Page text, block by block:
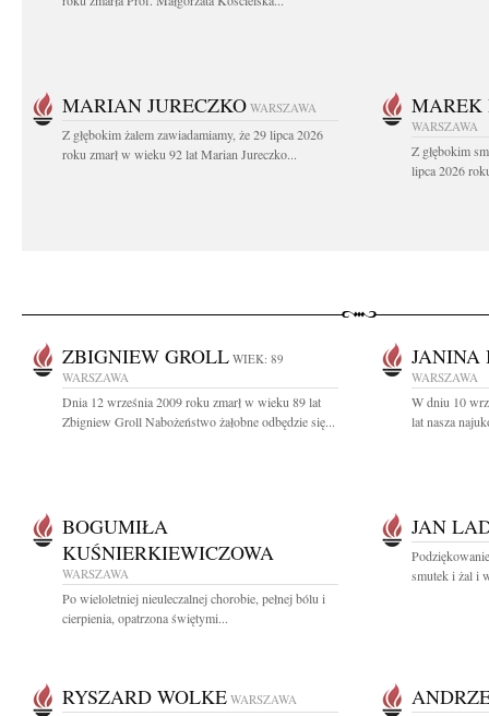
MARIAN JURECZKO WARSZAWA
Z głębokim żalem zawiadamiamy, że 29 lipca 2026
roku zmarł w wieku 92 lat Marian Jureczko...
MAREK
WARSZAWA
Z głębokim
lipca 2026
ZBIGNIEW GROLL WIEK: 89
WARSZAWA
Dnia 12 września 2009 roku zmarł w wieku 89 lat
Zbigniew Groll Nabożeństwo żałobne odbędzie się...
JANINA
WARSZAWA
W dniu 10
lat nasza
BOGUMIŁA
KUŚNIERKIEWICZOWA
WARSZAWA
Po wieloletniej nieuleczalnej chorobie, pełnej bólu i
cierpienia, opatrzona świętymi...
JAN
smutek i żal i
RYSZARD WOLKE WARSZAWA